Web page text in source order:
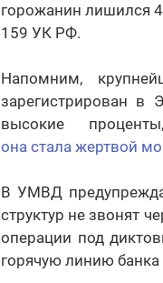
горожанин лишился
159 УК РФ.
Напомним,
зарегистрирован в
высокие
она стала жертвой
В УМВД
структур не звонят
операции под
горячую линию